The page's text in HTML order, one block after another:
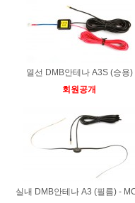
열선 DMB안테나 A3S (승용)
회원공개
실내 DMB안테나 A3 (필름) -